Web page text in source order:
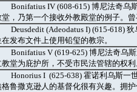
IV (608-615) 博尼法奇乌斯
，乃第一个接收外教殿堂的例子。
(Adeodatus I) (615-618) 狄
发布文件上使用铅玺的教宗。
V (619-625) 博尼法奇乌斯
堂为庇护所，不受市民法管辖的权
I (625-638) 霍诺利乌斯一世
鲁撒克逊人的基督化很有兴趣。拥